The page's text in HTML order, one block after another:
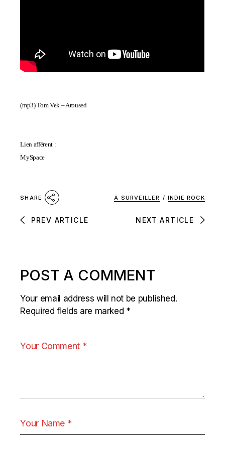
(mp3)Tom Vek – Aroused
Lien afférent :
MySpace
SHARE À SURVEILLER / INDIE ROCK
PREV ARTICLE NEXT ARTICLE
POST A COMMENT
Your email address will not be published.
Required fields are marked *